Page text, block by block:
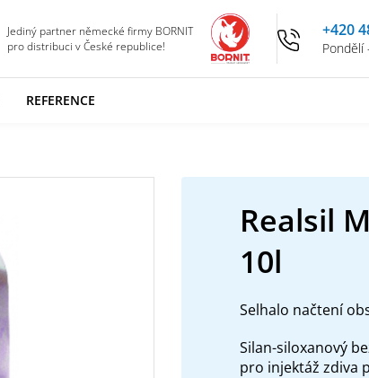
Jediný partner německé firmy BORNIT
pro distribuci v České republice!
+420
Pondělí
REFERENCE
Realsil
10l
Selhalo načtení
Silan-siloxanový
pro injektáž zdiva